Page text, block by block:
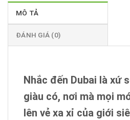
MÔ TẢ
ĐÁNH GIÁ (0)
Nhắc đến Dubai là xứ
giàu có, nơi mà mọi
lên vẻ xa xỉ của giới